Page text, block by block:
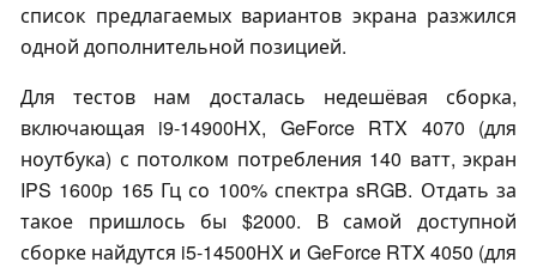
список предлагаемых вариантов экрана разжился
одной дополнительной позицией.
Для тестов нам досталась недешёвая сборка,
включающая i9-14900HX, GeForce RTX 4070 (для
ноутбука) с потолком потребления 140 ватт, экран
IPS 1600p 165 Гц со 100% спектра sRGB. Отдать за
такое пришлось бы $2000. В самой доступной
сборке найдутся i5-14500HX и GeForce RTX 4050 (для